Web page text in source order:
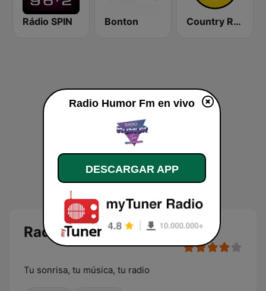
Rádio SPIN Bonton Country Radio
Radio Humor Fm
Tu sonrisa, tu música, tu radio
Radio Humor Fm en vivo
DESCARGAR APP